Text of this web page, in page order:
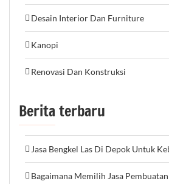
Desain Interior Dan Furniture
Kanopi
Renovasi Dan Konstruksi
Berita terbaru
Jasa Bengkel Las Di Depok Untuk
Bagaimana Memilih Jasa